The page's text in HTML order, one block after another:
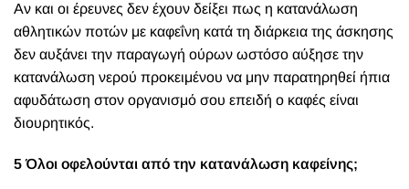
Αν και οι έρευνες δεν έχουν δείξει πως η κατανάλωση
αθλητικών ποτών με καφεΐνη κατά τη διάρκεια της άσκησης
δεν αυξάνει την παραγωγή ούρων ωστόσο αύξησε την
κατανάλωση νερού προκειμένου να μην παρατηρηθεί ήπια
αφυδάτωση στον οργανισμό σου επειδή ο καφές είναι
διουρητικός.
5 Όλοι οφελούνται από την κατανάλωση καφείνης;